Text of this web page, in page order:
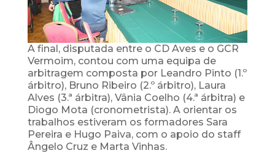
A final, disputada entre o CD Aves e o GCR
Vermoim, contou com uma equipa de
arbitragem composta por Leandro Pinto (1.º
árbitro), Bruno Ribeiro (2.º árbitro), Laura
Alves (3.ª árbitra), Vânia Coelho (4.ª árbitra) e
Diogo Mota (cronometrista). A orientar os
trabalhos estiveram os formadores Sara
Pereira e Hugo Paiva, com o apoio do staff
Ângelo Cruz e Marta Vinhas.